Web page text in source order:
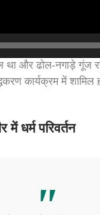
था और ढोल-नगाड़े
कार्यक्रम में शामिल
धर्म परिवर्तन